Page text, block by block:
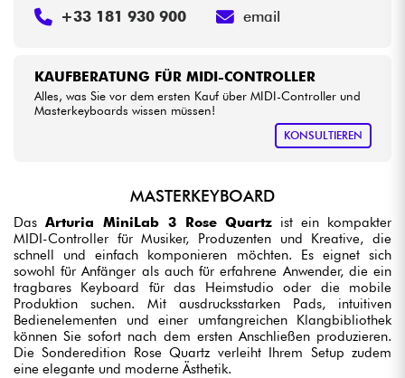
KAUFBERATUNG FÜR MIDI-CONTROLLER
Alles, was Sie vor dem ersten Kauf über MIDI-Controller und
Masterkeyboards wissen müssen!
KONSULTIEREN
+33 181 930 900 email
MASTERKEYBOARD
Das Arturia MiniLab 3 Rose Quartz ist ein kompakter
MIDI-Controller für Musiker, Produzenten und Kreative, die
schnell und einfach komponieren möchten. Es eignet sich
sowohl für Anfänger als auch für erfahrene Anwender, die ein
tragbares Keyboard für das Heimstudio oder die mobile
Produktion suchen. Mit ausdrucksstarken Pads, intuitiven
Bedienelementen und einer umfangreichen Klangbibliothek
können Sie sofort nach dem ersten Anschließen produzieren.
Die Sonderedition Rose Quartz verleiht Ihrem Setup zudem
eine elegante und moderne Ästhetik.